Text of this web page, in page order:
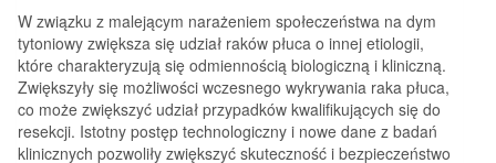
W związku z malejącym narażeniem społeczeństwa na dym
tytoniowy zwiększa się udział raków płuca o innej etiologii,
które charakteryzują się odmiennością biologiczną i kliniczną.
Zwiększyły się możliwości wczesnego wykrywania raka płuca,
co może zwiększyć udział przypadków kwalifikujących się do
resekcji. Istotny postęp technologiczny i nowe dane z badań
klinicznych pozwoliły zwiększyć skuteczność i bezpieczeństwo